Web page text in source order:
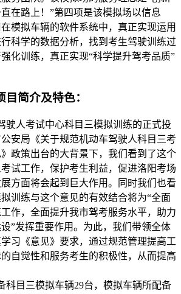
在路上！”第四项是该模拟场以信息
模拟车辆的软件系统中，真正实现运用
科学的数据分析，找到考生驾驶训练过
化训练，真正实现“科学提升驾考品质”
简介及特色：
人考试中心科目三模拟训练的正式投
安局《关于规范机动车驾驶人科目三考
政策出台的大背景下，我们看到了这个
试工作，保护考生利益，促进洛阳考场
方面将会起到巨大作用。同时我们也看
训练与这个意见的有效结合将为“全面
作，全面提升我市驾考服务水平，助力
”发挥重要作用。为此，我们带领全体
习《意见》要求，通过规范管理提高工
自觉性和服务考生的积极性，从而提高
目三模拟车辆29台，模拟车辆所配备